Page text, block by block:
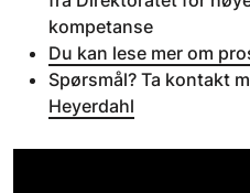
kompetanse
Du kan lese mer om
Spørsmål? Ta kontakt
Heyerdahl